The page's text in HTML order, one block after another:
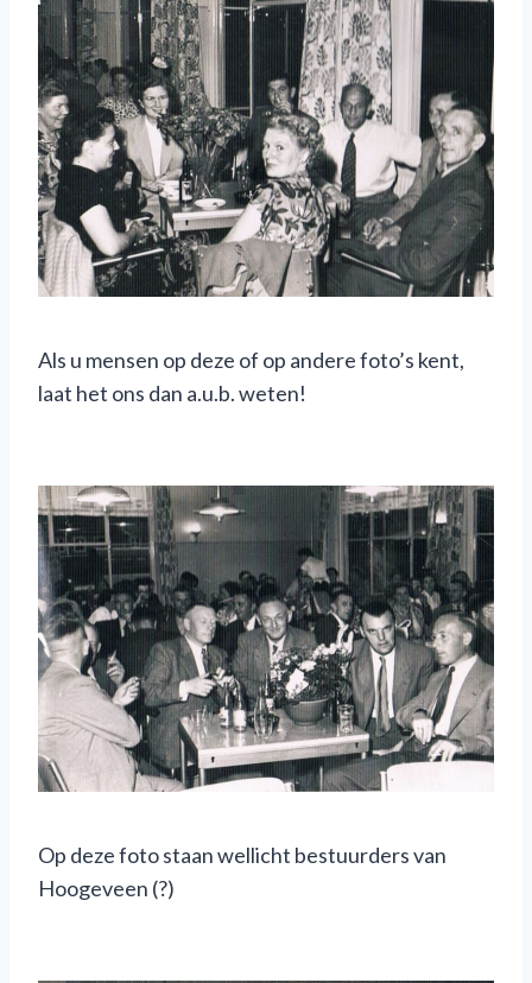
Als u mensen op deze of op andere foto’s kent,
laat het ons dan a.u.b. weten!
Op deze foto staan wellicht bestuurders van
Hoogeveen (?)